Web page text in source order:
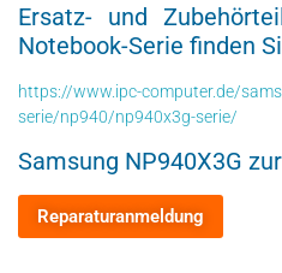
Ersatz- und
Notebook-Serie finden
https://www.ipc-computer.de/
serie/np940/np940x3g-serie/
Samsung NP940X3G